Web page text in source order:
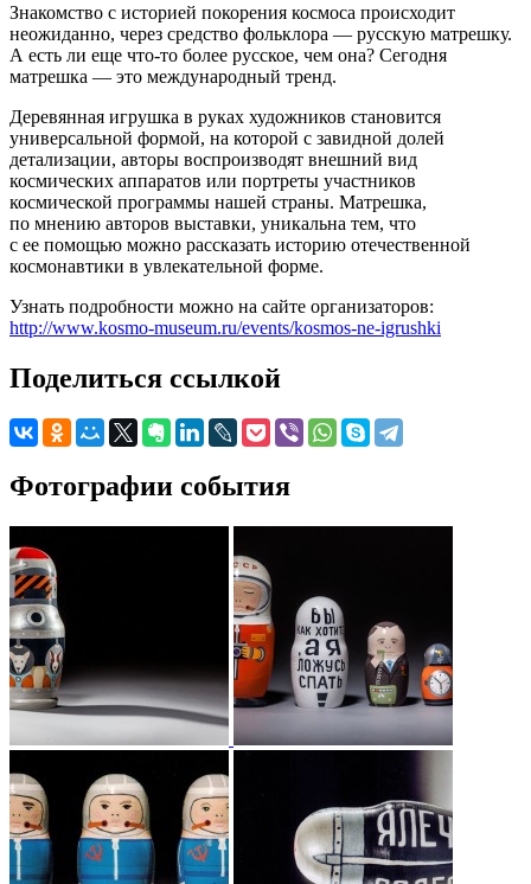
Знакомство с историей покорения космоса происходит
неожиданно, через средство фольклора — русскую матрешку.
А есть ли еще что-то более русское, чем она? Сегодня
матрешка — это международный тренд.
Деревянная игрушка в руках художников становится
универсальной формой, на которой с завидной долей
детализации, авторы воспроизводят внешний вид
космических аппаратов или портреты участников
космической программы нашей страны. Матрешка,
по мнению авторов выставки, уникальна тем, что
с ее помощью можно рассказать историю отечественной
космонавтики в увлекательной форме.
Узнать подробности можно на сайте организаторов:
http://www.kosmo-museum.ru/events/kosmos-ne-igrushki
Поделиться ссылкой
Фотографии события